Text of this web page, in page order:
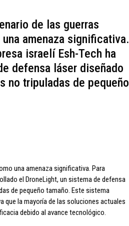
de las guerras
amenaza significativa.
israelí Esh-Tech ha
defensa láser diseñado
no tripuladas de pequeño
una amenaza significativa. Para
el DroneLight, un sistema de defensa
de pequeño tamaño. Este sistema
que la mayoría de las soluciones actuales
debido al avance tecnológico.